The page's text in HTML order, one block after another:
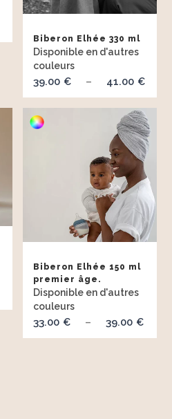
Biberon Elhée 330 ml
39.00 € – 41.00 €
de
Plage
de
Biberon Elhée 150 ml
premier âge.
33.00 € – 39.00 €
de